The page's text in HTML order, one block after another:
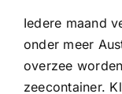
Iedere maand
onder meer
overzee
zeecontainer.